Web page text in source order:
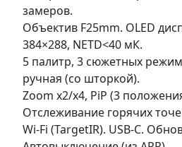
замеров.
Объектив F25mm. OLED
384×288, NETD<40 мК.
5 палитр, 3 сюжетных
ручная (со шторкой).
Zoom x2/x4, PiP (3
Отслеживание горячих
Wi-Fi (TargetIR). USB-C.